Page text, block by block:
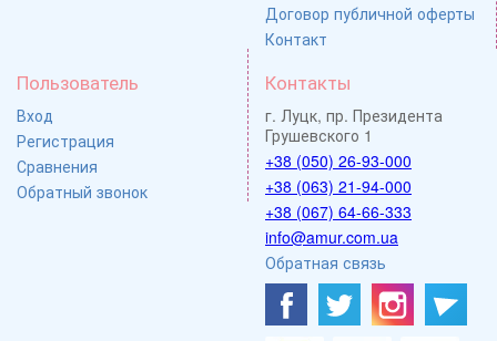
Договор публичной оферты
Контакт
Пользователь
Вход
Регистрация
Сравнения
Обратный звонок
Контакты
г. Луцк, пр. Президента
Грушевского 1
+38 (050) 26-93-000
+38 (063) 21-94-000
+38 (067) 64-66-333
info@amur.com.ua
Обратная связь